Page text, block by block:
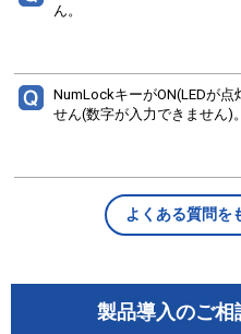
ん。
NumLockキーがON(LEDが
せん(数字が入力できません)。
よくある質問を
製品導入のご